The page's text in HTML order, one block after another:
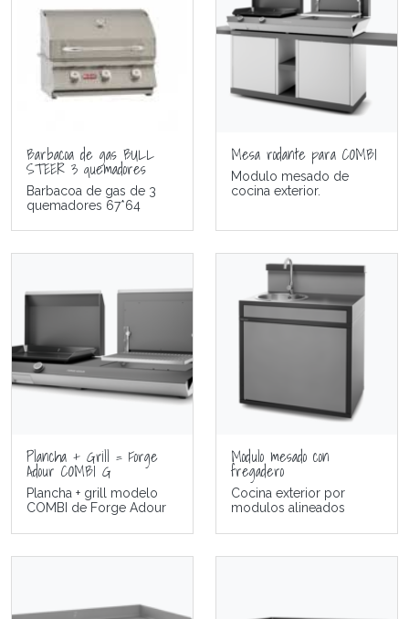
Barbacoa de gas BULL
STEER 3 quemadores
Barbacoa de gas de 3
quemadores 67*64
Mesa rodante para COMBI
Modulo mesado de
cocina exterior.
Plancha + Grill = Forge
Adour COMBI G
Plancha + grill modelo
COMBI de Forge Adour
Modulo mesado con
fregadero
Cocina exterior por
modulos alineados